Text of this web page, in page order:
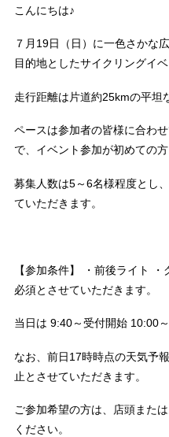
こんにちは♪
７月19日（日）に一色さかな
目的地としたサイクリングイ
走行距離は片道約25kmの平坦
ペースは参加者の皆様に合わ
で、イベント参加が初めての
募集人数は5～6名様程度とし
ていただきます。
【参加条件】 ・前後ライト
必須とさせていただきます。
当日は 9:40～受付開始 10:00
なお、前日17時時点の天気予
止とさせていただきます。
ご参加希望の方は、店頭また
ください。